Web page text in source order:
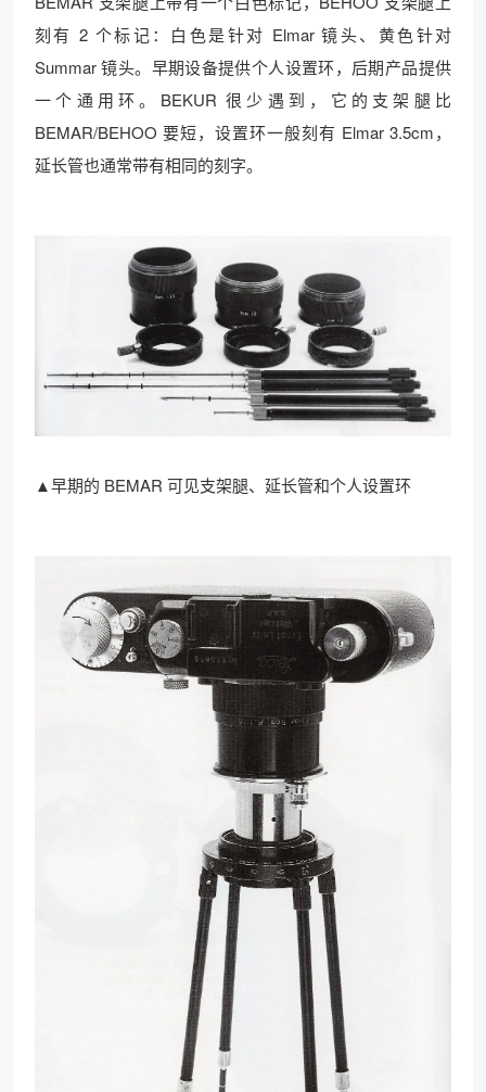
刻有 2 个标记：白色是针对 Elmar 镜头、黄色针对
Summar 镜头。早期设备提供个人设置环，后期产品提供
一个通用环。BEKUR 很少遇到，它的支架腿比
BEMAR/BEHOO 要短，设置环一般刻有 Elmar 3.5cm，
延长管也通常带有相同的刻字。
▲早期的 BEMAR 可见支架腿、延长管和个人设置环